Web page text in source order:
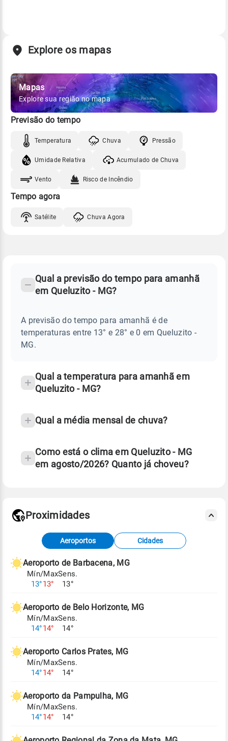
Explore os mapas
Mapas
Explore sua região no mapa
Previsão do tempo
Temperatura Chuva Pressão
Umidade Relativa Acumulado de Chuva
Vento Risco de Incêndio
Tempo agora
Satélite Chuva Agora
QUELUZITO
Perguntas
sobre
chuva
Qual a previsão do tempo para amanhã
em Queluzito - MG?
A previsão do tempo para amanhã é de
temperaturas entre 13° e 28° e 0 em Queluzito -
MG.
Qual a temperatura para amanhã em
Queluzito - MG?
Qual a média mensal de chuva?
Como está o clima em Queluzito - MG
em agosto/2026? Quanto já choveu?
Fonte: dados combinados de estações
meteorológicas e satélite do Centro de Previsão
de Tempo e Estudos Climáticos (CPTEC).
Para obter mais informações sobre os dados
Proximidades
Aeroportos Cidades
Aeroporto de Barbacena, MG
Mín/Max
13°13°
Sens.
13°
Aeroporto de Belo Horizonte, MG
Mín/Max
14°14°
Sens.
14°
Aeroporto Carlos Prates, MG
Mín/Max
14°14°
Sens.
14°
Aeroporto da Pampulha, MG
Mín/Max
14°14°
Sens.
14°